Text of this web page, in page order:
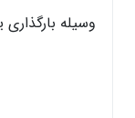
وسیله